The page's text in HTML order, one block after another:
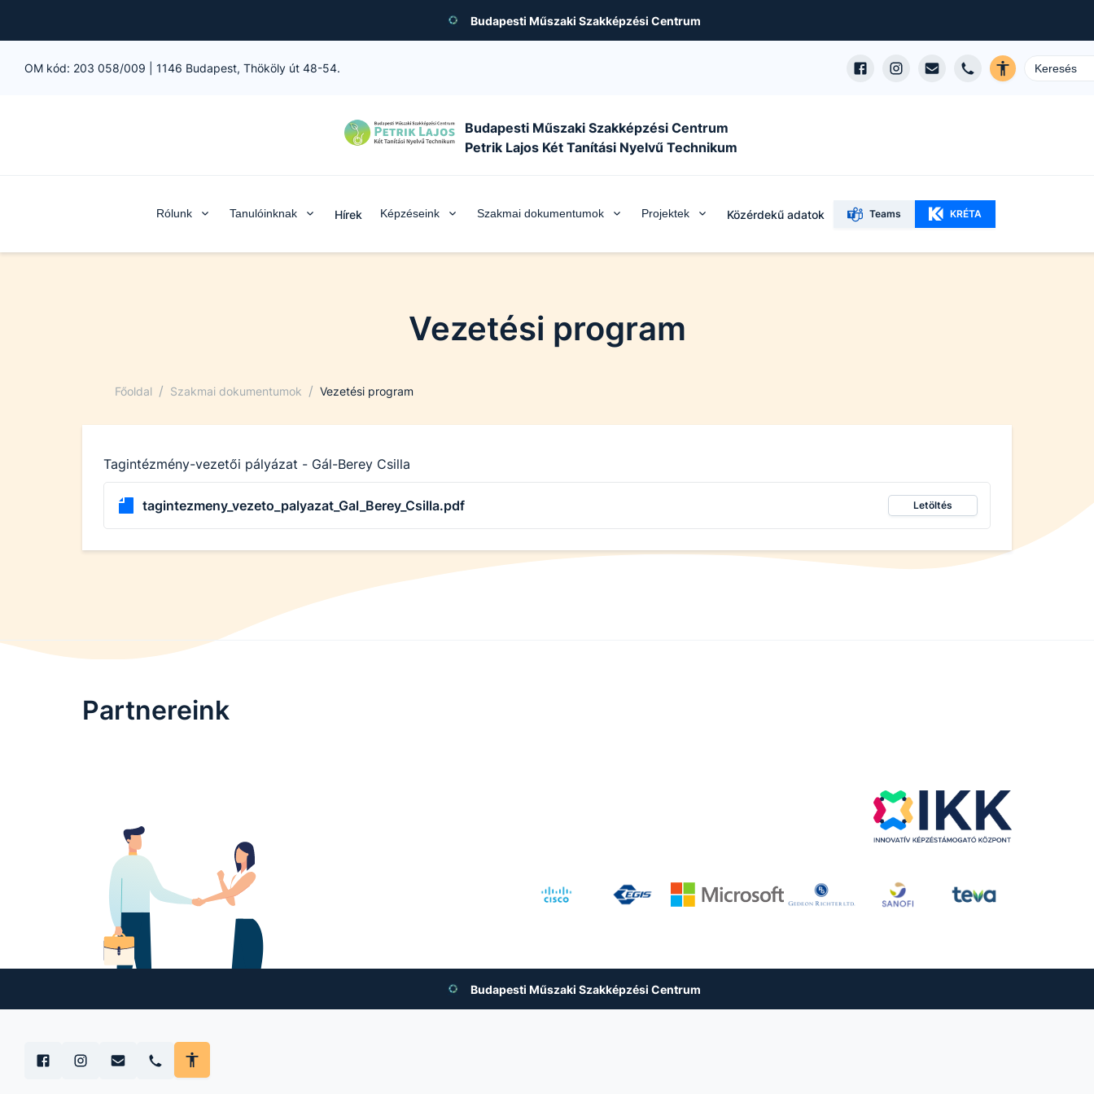
Budapesti Műszaki Szakképzési Centrum
OM kód: 203 058/009 1146 Budapest, Thököly út 48-54.
Budapesti Műszaki Szakképzési Centrum
Petrik Lajos Két Tanítási Nyelvű Technikum
Rólunk Tanulóinknak Hírek Képzéseink Szakmai dokumentumok Projektek Közérdekű adatok Teams KRÉTA
Vezetési program
Főoldal / Szakmai dokumentumok / Vezetési program
Tagintézmény-vezetői pályázat - Gál-Berey Csilla
tagintezmeny_vezeto_palyazat_Gal_Berey_Csilla.pdf Letöltés
Partnereink
Budapesti Műszaki Szakképzési Centrum